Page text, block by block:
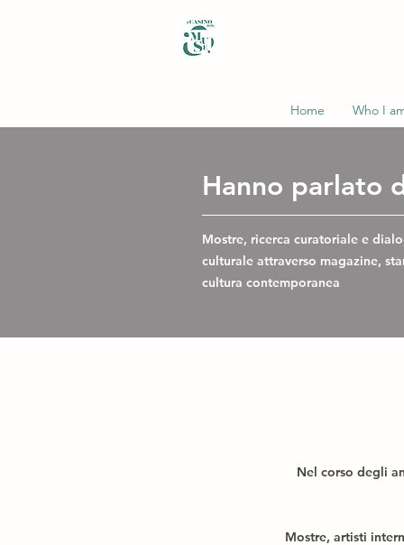
Home Who I
Hanno parlato
Mostre, ricerca curatoriale e
culturale attraverso magazine,
cultura contemporanea
Nel corso degli
Mostre, artisti